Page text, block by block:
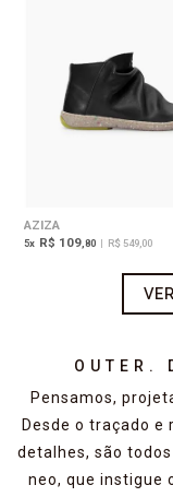
AZIZA
5x R$ 109,80 R$ 549,00
OUTER.
Pensamos,
Desde o traçado e
detalhes, são
neo, que instigue